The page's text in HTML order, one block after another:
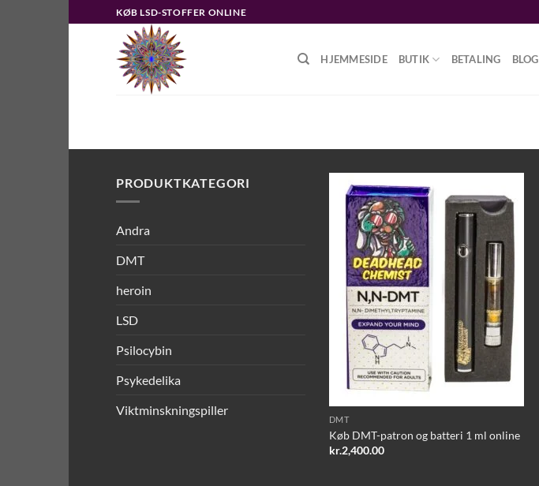
til
KØB LSD-STOFFER ONLINE
HJEMMESIDE BUTIK BETALING BLOG
PRODUKTKATEGORI
Andra
DMT
heroin
LSD
Psilocybin
Psykedelika
Viktminskningspiller
Add to
DMT
Køb DMT-patron og batteri 1 ml online
kr.2,400.00